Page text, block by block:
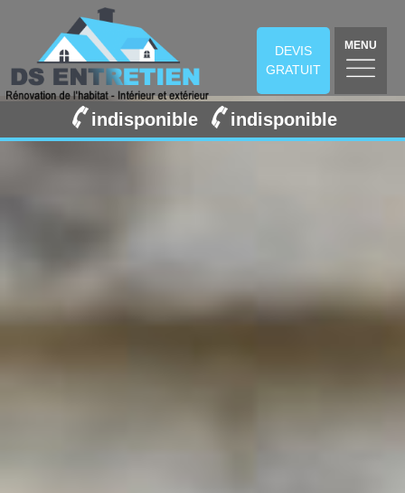
DEVIS
GRATUIT
MENU
indisponible indisponible